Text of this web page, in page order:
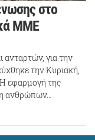
στο
ΜΜΕ
για την
την Κυριακή,
Η εφαρμογή της
ανθρώπων…